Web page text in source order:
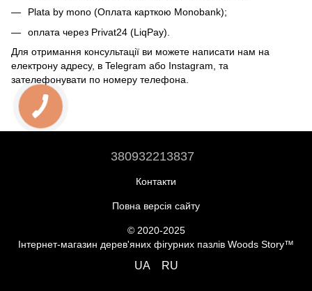
Plata by mono (Оплата карткою Monobank);
оплата через Privat24 (LiqPay).
Для отримання консультації ви можете написати нам на
електрону адресу, в Telegram або Instagram, та
зателефонувати по номеру телефона.
380932213837
Контакти
Повна версія сайту
© 2020-2025
Інтернет-магазин дерев'яних фігурних пазлів Woods Story™
UA RU